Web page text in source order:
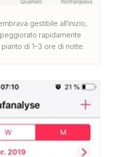
gestibile all’inizio,
rapidamente
di 1–3 ore di notte.